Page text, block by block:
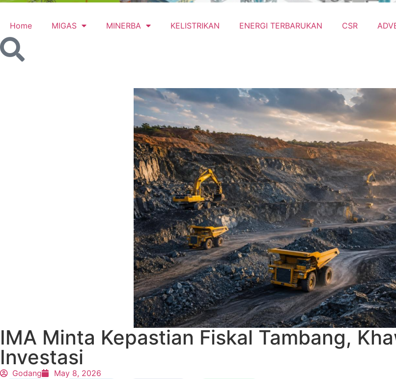
Home MIGAS MINERBA KELISTRIKAN ENERGI TERBARUKAN CSR
IMA Minta Kepastian Fiskal Tambang,
Investasi
Godang May 8, 2026